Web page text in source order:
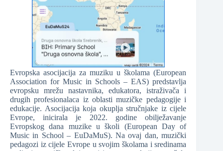
Evropska asocijacija za muziku u školama (European
Association for Music in Schools – EAS) predstavlja
evropsku mrežu nastavnika, edukatora, istraživača i
drugih profesionalaca iz oblasti muzičke pedagogije i
edukacije. Asocijacija koja okuplja stručnjake iz cijele
Evrope, inicirala je 2022. godine obilježavanje
Evropskog dana muzike u školi (European Day of
Music in School – EuDaMuS). Na ovaj dan, muzički
pedagozi iz cijele Evrope u svojim školama i sredinama